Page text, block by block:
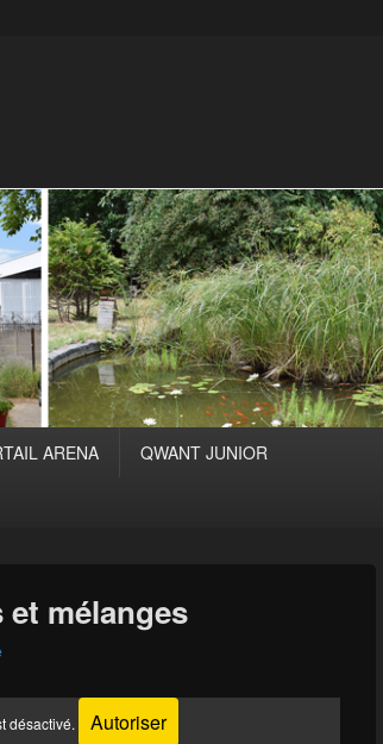
ARENA QWANT JUNIOR
mélanges
désactivé. Autoriser